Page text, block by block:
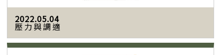
2022.05.04
壓力與調適